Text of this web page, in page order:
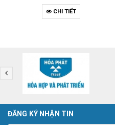
CHI TIẾT
ĐĂNG KÝ NHẬN TIN